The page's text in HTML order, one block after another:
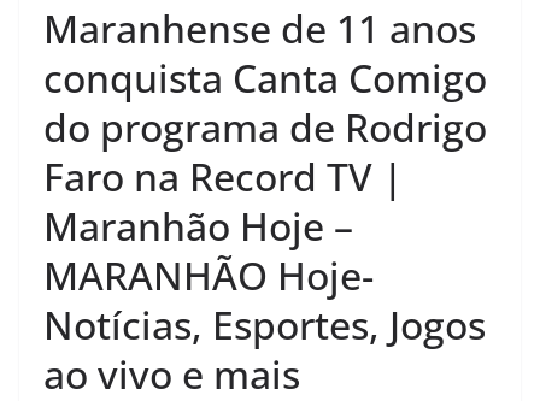
Maranhense de 11 anos
conquista Canta Comigo
do programa de Rodrigo
Faro na Record TV |
Maranhão Hoje –
MARANHÃO Hoje-
Notícias, Esportes, Jogos
ao vivo e mais